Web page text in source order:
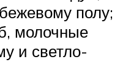
полу;
молочные
и светло-